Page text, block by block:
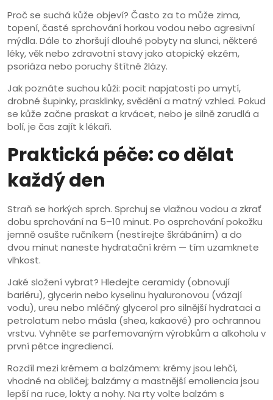
Proč se suchá kůže objeví? Často za to může zima,
topení, časté sprchování horkou vodou nebo agresivní
mýdla. Dále to zhoršují dlouhé pobyty na slunci, některé
léky, věk nebo zdravotní stavy jako atopický ekzém,
psoriáza nebo poruchy štítné žlázy.
Jak poznáte suchou kůži: pocit napjatosti po umytí,
drobné šupinky, prasklinky, svědění a matný vzhled. Pokud
se kůže začne praskat a krvácet, nebo je silně zarudlá a
bolí, je čas zajít k lékaři.
Praktická péče: co dělat
každý den
Straň se horkých sprch. Sprchuj se vlažnou vodou a zkrať
dobu sprchování na 5–10 minut. Po osprchování pokožku
jemně osušte ručníkem (nestírejte škrábáním) a do
dvou minut naneste hydratační krém — tím uzamknete
vlhkost.
Jaké složení vybrat? Hledejte ceramidy (obnovují
bariéru), glycerin nebo kyselinu hyaluronovou (vázají
vodu), ureu nebo mléčný glycerol pro silnější hydrataci a
petrolatum nebo másla (shea, kakaové) pro ochrannou
vrstvu. Vyhněte se parfemovaným výrobkům a alkoholu v
první pětce ingrediencí.
Rozdíl mezi krémem a balzámem: krémy jsou lehčí,
vhodné na obličej; balzámy a mastnější emoliencia jsou
lepší na ruce, lokty a nohy. Na rty volte balzám s